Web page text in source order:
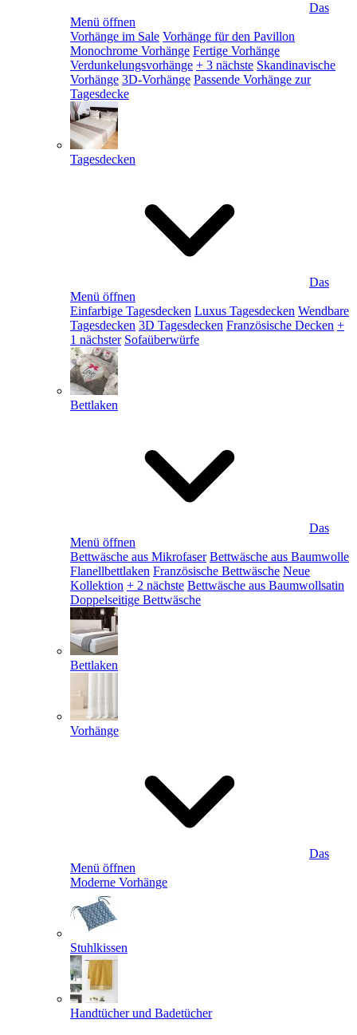
Das
Menü öffnen
Vorhänge im Sale Vorhänge für den Pavillon
Monochrome Vorhänge Fertige Vorhänge
Verdunkelungsvorhänge + 3 nächste Skandinavische
Vorhänge 3D-Vorhänge Passende Vorhänge zur
Tagesdecke
Tagesdecken
Das
Menü öffnen
Einfarbige Tagesdecken Luxus Tagesdecken Wendbare
Tagesdecken 3D Tagesdecken Französische Decken +
1 nächster Sofaüberwürfe
Bettlaken
Das
Menü öffnen
Bettwäsche aus Mikrofaser Bettwäsche aus Baumwolle
Flanellbettlaken Französische Bettwäsche Neue
Kollektion + 2 nächste Bettwäsche aus Baumwollsatin
Doppelseitige Bettwäsche
Bettlaken
Vorhänge
Das
Menü öffnen
Moderne Vorhänge
Stuhlkissen
Handtücher und Badetücher